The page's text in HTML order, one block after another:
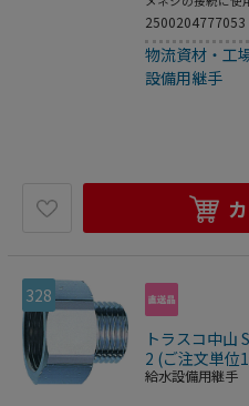
2500204777053
物流資材・工
設備用継手
328
トラスコ中山
2 (ご注文単位
給水設備用継手